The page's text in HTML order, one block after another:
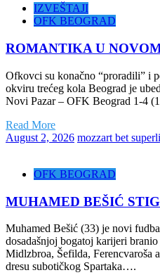
IZVEŠTAJI
OFK BEOGRAD
ROMANTIKA U
Ofkovci su konačno “proradili” i
okviru trećeg kola Beograd je
Novi Pazar – OFK Beograd 1-4
Read More
August 2, 2026 mozzart bet
OFK BEOGRAD
MUHAMED BEŠIĆ
Muhamed Bešić (33) je novi
dosadašnjoj bogatoj karijeri
Midlzbroa, Šefilda, Ferencvaroša
dresu subotičkog Spartaka….